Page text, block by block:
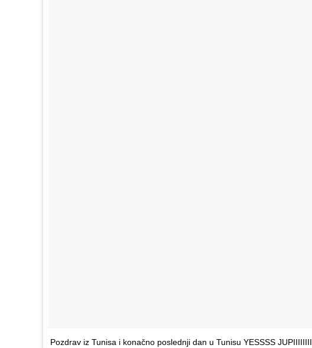
Pozdrav iz Tunisa i konačno poslednji dan u Tunisu YESSSS JUPIIIIIIII